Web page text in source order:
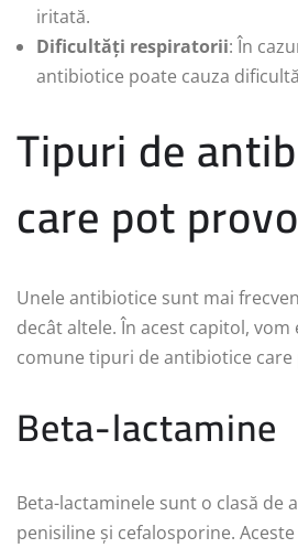
iritată.
Dificultăți respiratorii: În
antibiotice poate cauza
Tipuri de
care pot
Unele antibiotice sunt mai
decât altele. În acest capitol, vom
comune tipuri de antibiotice
Beta-lactamine
Beta-lactaminele sunt o clasă de
penisiline și cefalosporine.